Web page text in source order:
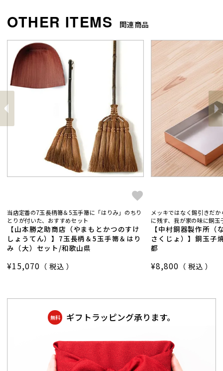
関連商品
前
へ
当店定番の7玉長柄箒＆5玉手箒に「はりみ」のちり
とりが付いた、おすすめセット
【山本勝之助商店（やまもとかつのすけ
しょうてん）】7玉長柄＆5玉手箒＆はり
み（大）セット/和歌山県
¥15,070 税込
メッキではなく錫引きだ
に残す、我が家の味に
【中村銅器製作所（
さくじょ）】銅玉
都
¥8,800 税込
次
へ
無料 ギフトラッピング承ります。